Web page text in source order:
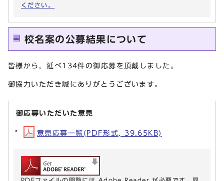
ください。
校名案の公募結果について
皆様から，延べ134件の御応募を頂戴しました。
御協力いただき誠にありがとうございます。
御応募いただいた意見
意見応募一覧(PDF形式, 39.65KB)